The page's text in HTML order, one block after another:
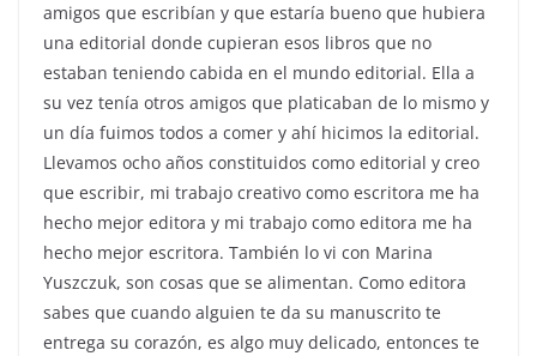
amigos que escribían y que estaría bueno que hubiera
una editorial donde cupieran esos libros que no
estaban teniendo cabida en el mundo editorial. Ella a
su vez tenía otros amigos que platicaban de lo mismo y
un día fuimos todos a comer y ahí hicimos la editorial.
Llevamos ocho años constituidos como editorial y creo
que escribir, mi trabajo creativo como escritora me ha
hecho mejor editora y mi trabajo como editora me ha
hecho mejor escritora. También lo vi con Marina
Yuszczuk, son cosas que se alimentan. Como editora
sabes que cuando alguien te da su manuscrito te
entrega su corazón, es algo muy delicado, entonces te